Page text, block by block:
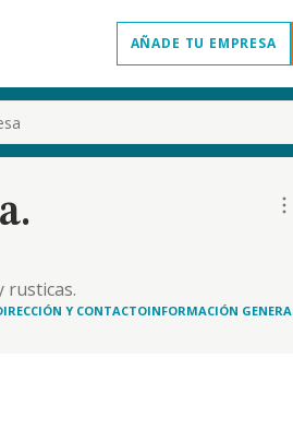
AÑADE TU EMPRESA
rusticas.
en
Y CONTACTOINFORMACIÓN